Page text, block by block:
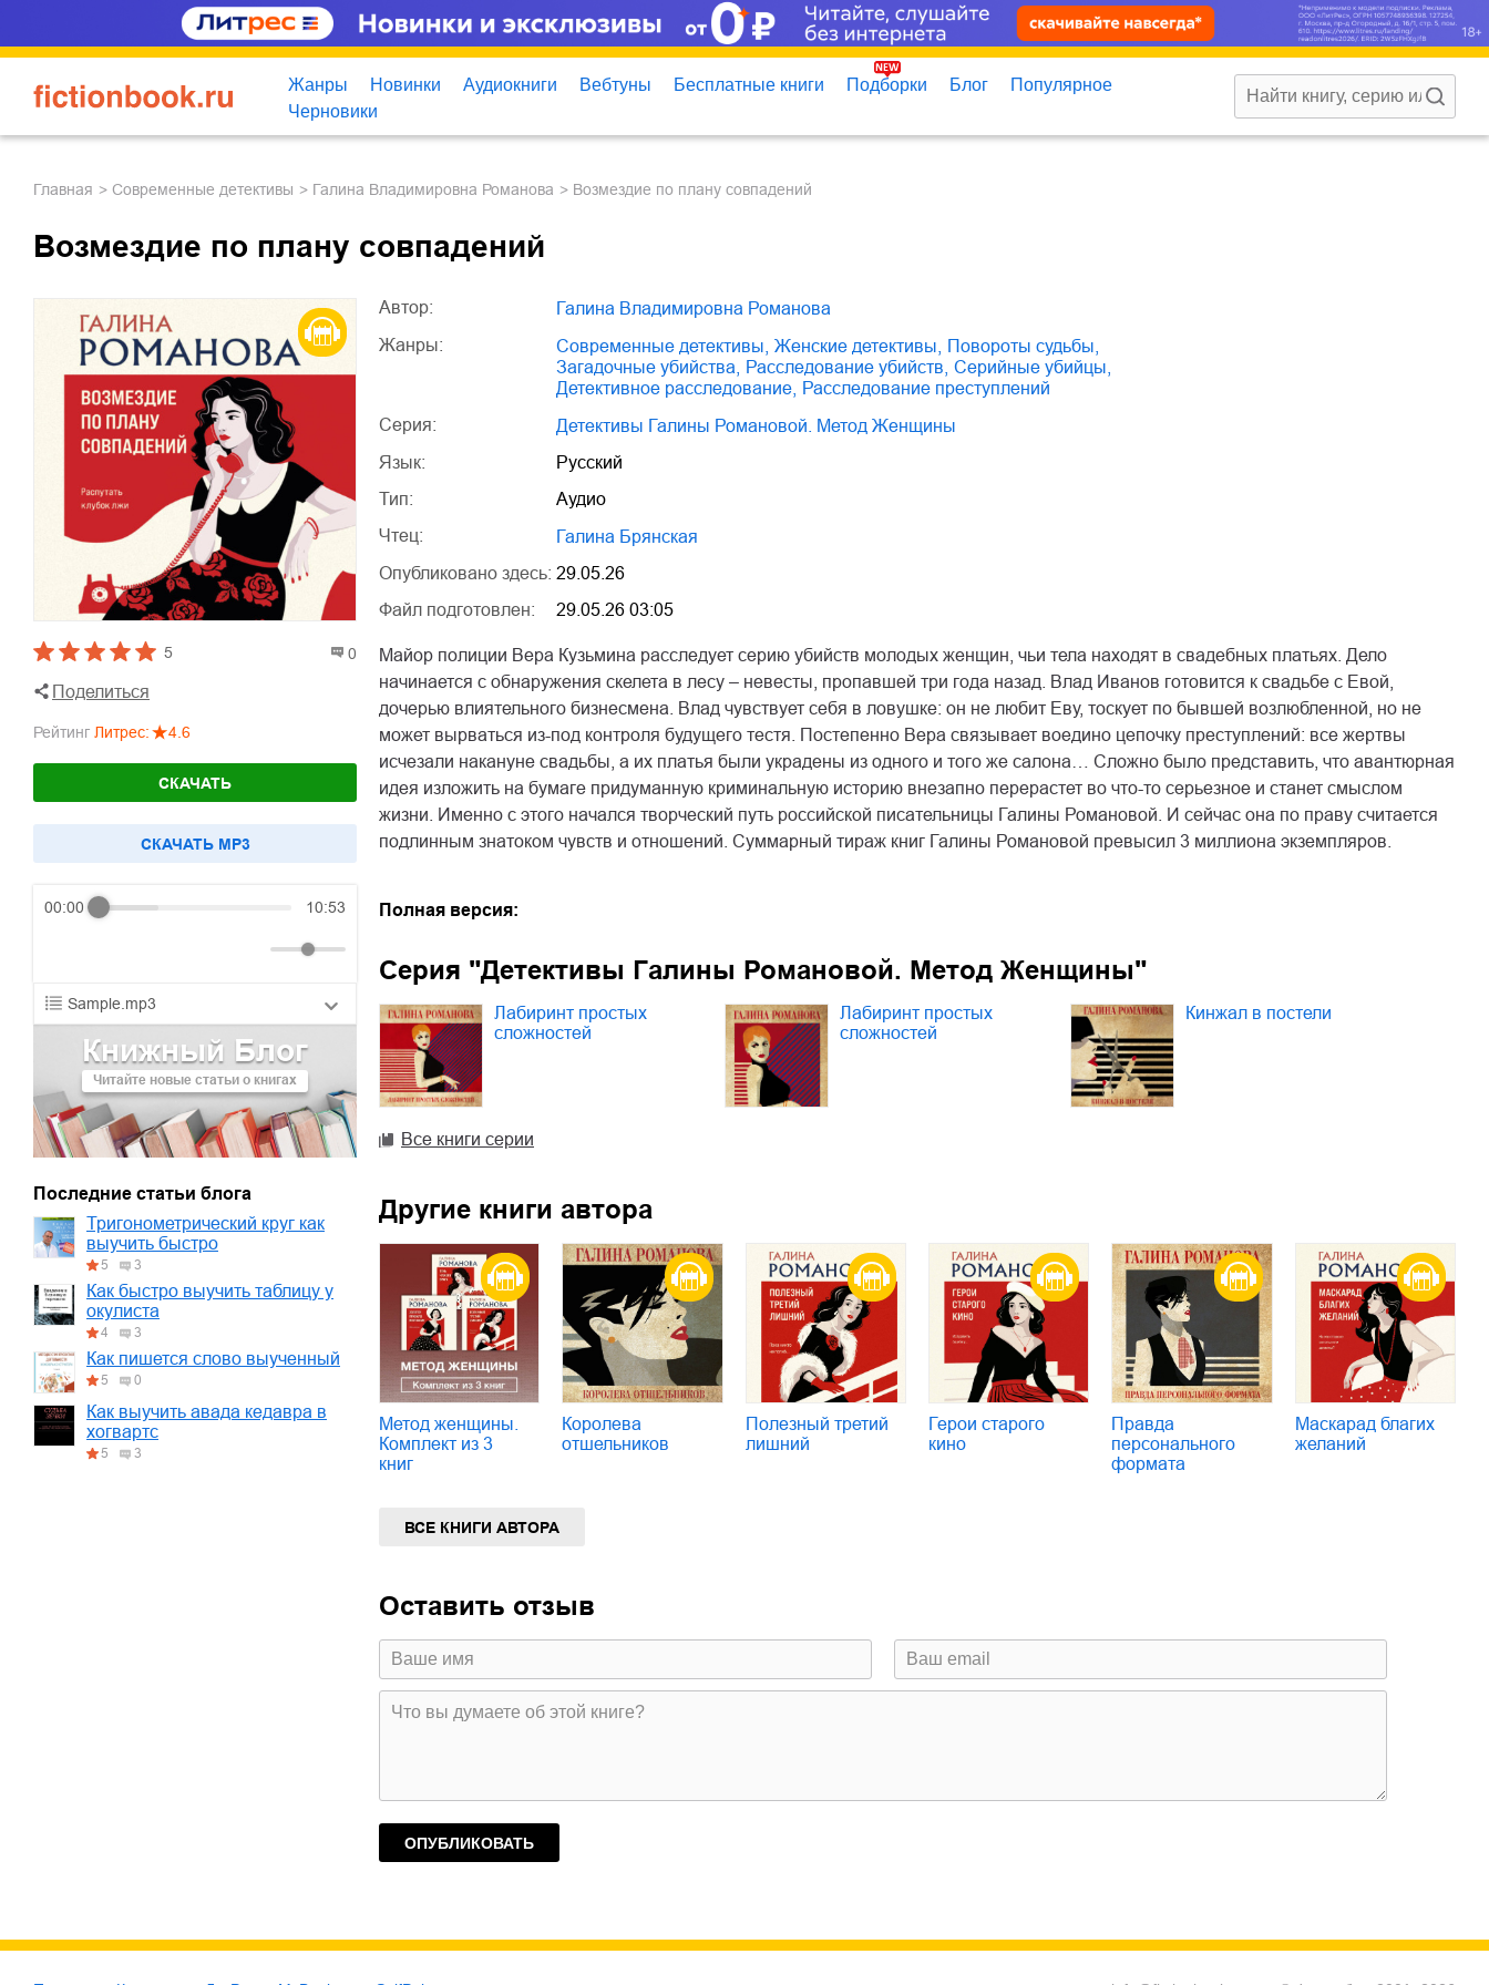
Жанры Новинки Аудиокниги Вебтуны Бесплатные книги Подборки Блог
Популярное
Черновики
Главная современные детективы Галина Владимировна Романова Возмездие по плану совпадений
Возмездие по плану совпадений
5 0
Поделиться
Рейтинг Литрес: 4.6
СКАЧАТЬ
CКАЧАТЬ MP3
00:00 10:53
Sample.mp3
01.mp3 30:10
02.mp3
03.mp3 20:00
Книжный Блог
Читайте новые статьи о книгах
Последние статьи блога
Тригонометрический круг как
выучить быстро
5 3
Как быстро выучить таблицу у
окулиста
4 3
Как пишется слово выученный
5 0
Как выучить авада кедавра в
хогвартс
5 3
Автор:
Галина Владимировна Романова
Жанры:
современные детективы женские детективы повороты судьбы
загадочные убийства
расследование убийств серийные убийцы
детективное расследование
расследование преступлений
Серия:
Детективы Галины Романовой. Метод Женщины
Язык:
Русский
Тип:
Аудио
Чтец:
Галина Брянская
Опубликовано здесь: 29.05.26
Файл подготовлен:
29.05.26 03:05
Майор полиции Вера Кузьмина расследует серию убийств молодых женщин, чьи тела находят в свадебных платьях. Дело
начинается с обнаружения скелета в лесу – невесты, пропавшей три года назад. Влад Иванов готовится к свадьбе с Евой,
дочерью влиятельного бизнесмена. Влад чувствует себя в ловушке: он не любит Еву, тоскует по бывшей возлюбленной, но не
может вырваться из-под контроля будущего тестя. Постепенно Вера связывает воедино цепочку преступлений: все жертвы
исчезали накануне свадьбы, а их платья были украдены из одного и того же салона… Сложно было представить, что авантюрная
идея изложить на бумаге придуманную криминальную историю внезапно перерастет во что-то серьезное и станет смыслом
жизни. Именно с этого начался творческий путь российской писательницы Галины Романовой. И сейчас она по праву считается
подлинным знатоком чувств и отношений. Суммарный тираж книг Галины Романовой превысил 3 миллиона экземпляров.
Полная версия:
Серия "Детективы Галины Романовой. Метод Женщины"
Лабиринт простых
сложностей
Лабиринт простых
сложностей
Кинжал в постели
Все книги серии
Другие книги автора
Метод женщины.
Комплект из 3
книг
Королева
отшельников
Полезный третий
лишний
Герои старого
кино
Правда
персонального
формата
Маскарад благих
желаний
ВСЕ КНИГИ АВТОРА
Оставить отзыв